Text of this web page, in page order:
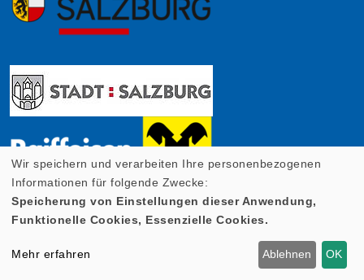
Wir speichern und verarbeiten Ihre personenbezogenen
Informationen für folgende Zwecke:
Speicherung von Einstellungen dieser Anwendung,
Funktionelle Cookies, Essenzielle Cookies.
Mehr erfahren Ablehnen OK